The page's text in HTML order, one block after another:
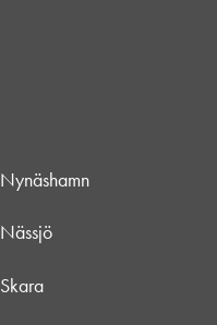
Nynäshamn
Nässjö
Skara